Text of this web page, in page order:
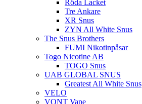
Röda Lacket
Tre Ankare
XR Snus
ZYN All White Snus
The Snus Brothers
FUMI Nikotinpåsar
Togo Nicotine AB
TOGO Snus
UAB GLOBAL SNUS
Greatest All White Snus
VELO
VONT Vape